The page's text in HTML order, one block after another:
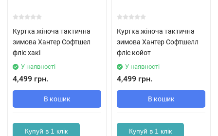
Куртка жіноча тактична
зимова Хантер Софтшел
фліс хакі
У наявності
4,499 грн.
В кошик
Купуй в 1 клік
Куртка жіноча тактична
зимова Хантер Софтшелл
фліс койот
У наявності
4,499 грн.
В кошик
Купуй в 1 клік